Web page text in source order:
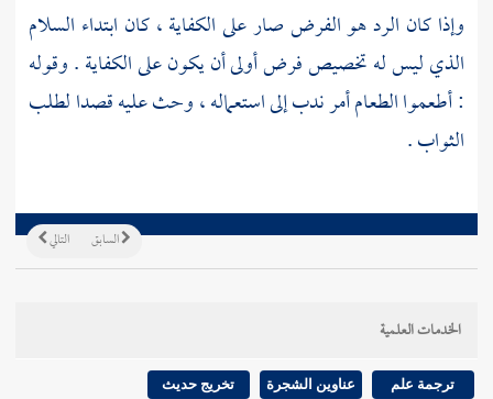
وإذا كان الرد هو الفرض صار على الكفاية ، كان ابتداء السلام
الذي ليس له تخصيص فرض أولى أن يكون على الكفاية . وقوله
: أطعموا الطعام أمر ندب إلى استعماله ، وحث عليه قصدا لطلب
الثواب .
التالي السابق
الخدمات العلمية
ترجمة علم عناوين الشجرة تخريج حديث